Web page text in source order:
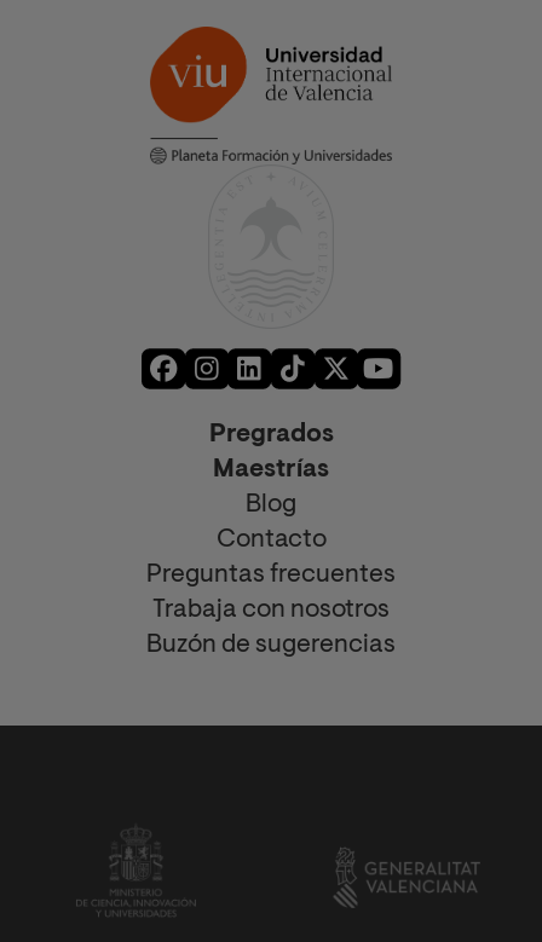
Pregrados
Maestrías
Blog
Contacto
Preguntas frecuentes
Trabaja con nosotros
Buzón de sugerencias